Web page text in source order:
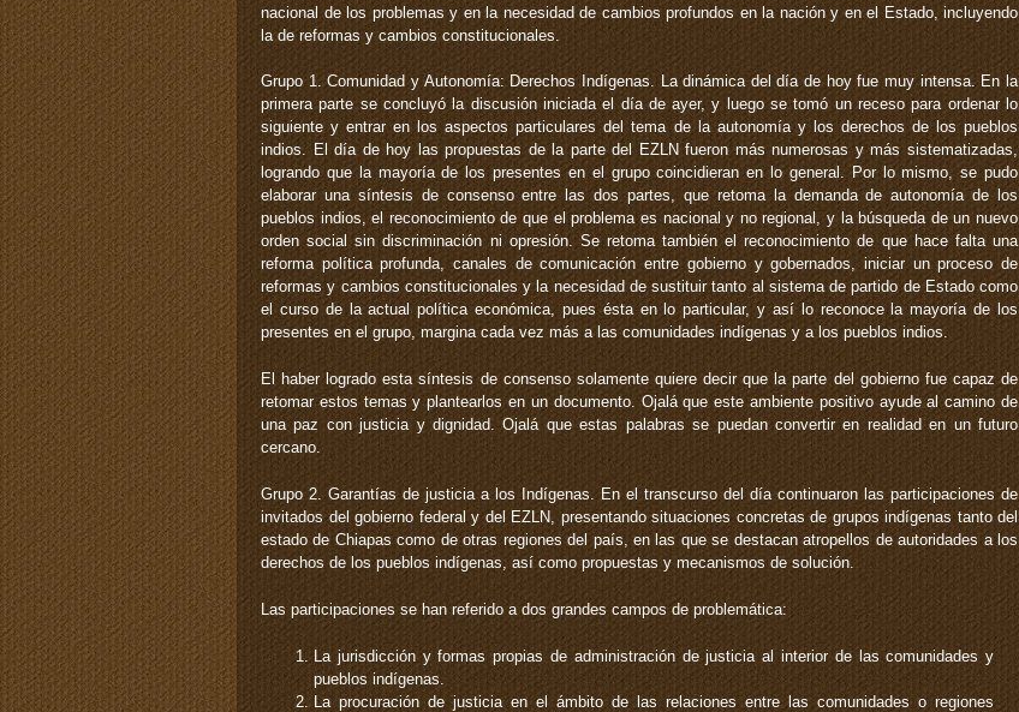
nacional de los problemas y en la necesidad de cambios profundos en la nación y en el Estado, incluyendo
la de reformas y cambios constitucionales.
Grupo 1. Comunidad y Autonomía: Derechos Indígenas. La dinámica del día de hoy fue muy intensa. En la
primera parte se concluyó la discusión iniciada el día de ayer, y luego se tomó un receso para ordenar lo
siguiente y entrar en los aspectos particulares del tema de la autonomía y los derechos de los pueblos
indios. El día de hoy las propuestas de la parte del EZLN fueron más numerosas y más sistematizadas,
logrando que la mayoría de los presentes en el grupo coincidieran en lo general. Por lo mismo, se pudo
elaborar una síntesis de consenso entre las dos partes, que retoma la demanda de autonomía de los
pueblos indios, el reconocimiento de que el problema es nacional y no regional, y la búsqueda de un nuevo
orden social sin discriminación ni opresión. Se retoma también el reconocimiento de que hace falta una
reforma política profunda, canales de comunicación entre gobierno y gobernados, iniciar un proceso de
reformas y cambios constitucionales y la necesidad de sustituir tanto al sistema de partido de Estado como
el curso de la actual política económica, pues ésta en lo particular, y así lo reconoce la mayoría de los
presentes en el grupo, margina cada vez más a las comunidades indígenas y a los pueblos indios.
El haber logrado esta síntesis de consenso solamente quiere decir que la parte del gobierno fue capaz de
retomar estos temas y plantearlos en un documento. Ojalá que este ambiente positivo ayude al camino de
una paz con justicia y dignidad. Ojalá que estas palabras se puedan convertir en realidad en un futuro
cercano.
Grupo 2. Garantías de justicia a los Indígenas. En el transcurso del día continuaron las participaciones de
invitados del gobierno federal y del EZLN, presentando situaciones concretas de grupos indígenas tanto del
estado de Chiapas como de otras regiones del país, en las que se destacan atropellos de autoridades a los
derechos de los pueblos indígenas, así como propuestas y mecanismos de solución.
Las participaciones se han referido a dos grandes campos de problemática:
La jurisdicción y formas propias de administración de justicia al interior de las comunidades y
pueblos indígenas.
La procuración de justicia en el ámbito de las relaciones entre las comunidades o regiones